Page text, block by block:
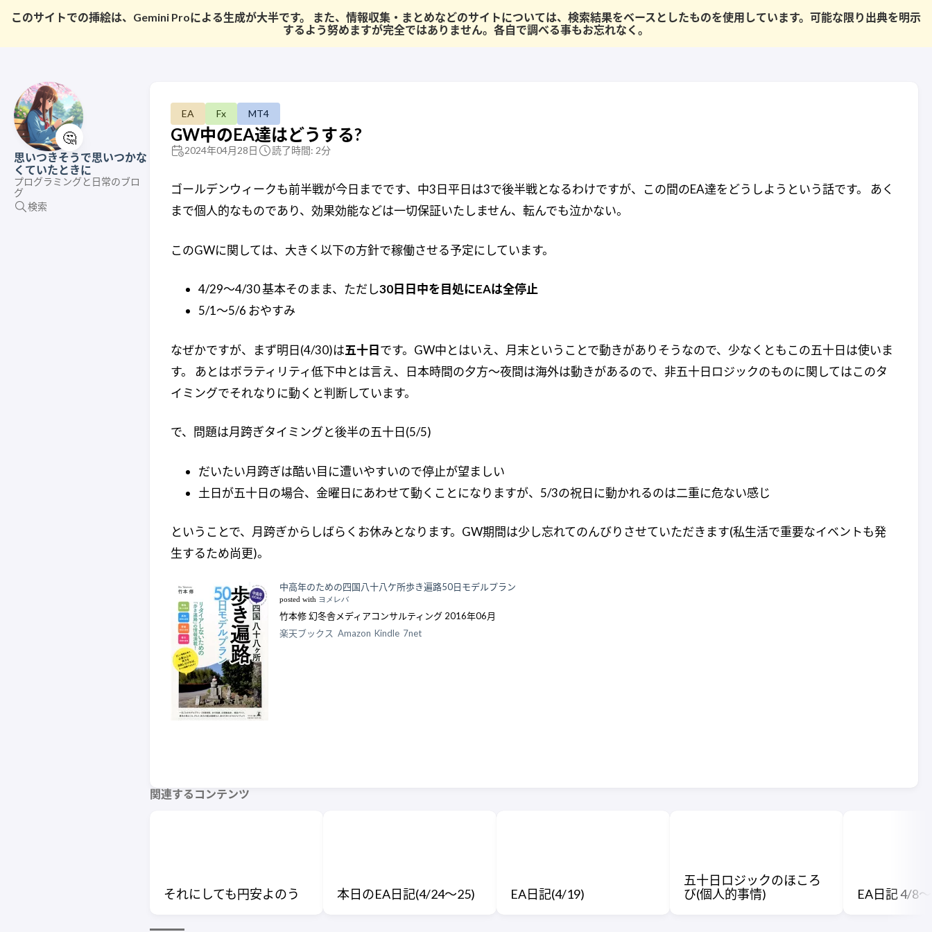
このサイトでの挿絵は、Gemini Proによる生成が大半です。 また、情報収集・まとめなどのサイトについては、検索結果をベースとしたものを使用しています。可能な限り出典を明示
するよう努めますが完全ではありません。各自で調べる事もお忘れなく。
🤔
思いつきそうで思いつかな
くていたときに
プログラミングと日常のブロ
グ
検索
EA Fx MT4
GW中のEA達はどうする?
2024年04月28日 読了時間: 2分
ゴールデンウィークも前半戦が今日までです、中3日平日は3で後半戦となるわけですが、この間のEA達をどうしようという話です。 あく
まで個人的なものであり、効果効能などは一切保証いたしません、転んでも泣かない。
このGWに関しては、大きく以下の方針で稼働させる予定にしています。
4/29〜4/30 基本そのまま、ただし30日日中を目処にEAは全停止
5/1〜5/6 おやすみ
なぜかですが、まず明日(4/30)は五十日です。GW中とはいえ、月末ということで動きがありそうなので、少なくともこの五十日は使いま
す。 あとはボラティリティ低下中とは言え、日本時間の夕方〜夜間は海外は動きがあるので、非五十日ロジックのものに関してはこのタ
イミングでそれなりに動くと判断しています。
で、問題は月跨ぎタイミングと後半の五十日(5/5)
だいたい月跨ぎは酷い目に遭いやすいので停止が望ましい
土日が五十日の場合、金曜日にあわせて動くことになりますが、5/3の祝日に動かれるのは二重に危ない感じ
ということで、月跨ぎからしばらくお休みとなります。GW期間は少し忘れてのんびりさせていただきます(私生活で重要なイベントも発
生するため尚更)。
中高年のための四国八十八ケ所歩き遍路50日モデルプラン
posted with ヨメレバ
竹本修 幻冬舎メディアコンサルティング 2016年06月
楽天ブックス Amazon Kindle 7net
関連するコンテンツ
それにしても円安よのう 本日のEA日記(4/24〜25) EA日記(4/19)
五十日ロジックのほころ
び(個人的事情)
EA日記 4/8